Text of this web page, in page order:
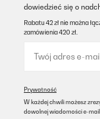
dowiedzieć się o
Rabatu 42 zł nie można
zamówienia 420 zł.
Prywatność
W każdej chwili możesz
dowolnej wiadomości e-